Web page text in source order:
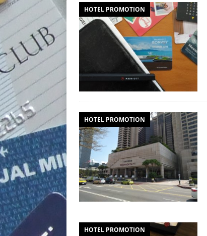
HOTEL PROMOTION
HOTEL PROMOTION
HOTEL PROMOTION